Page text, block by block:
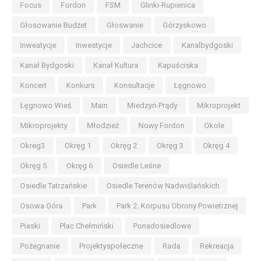
Focus Fordon FSM Glinki-Rupienica
Głosowanie Budżet Głoswanie Górzyskowo
Inweatycje Inwestycje Jachcice Kanalbydgoski
Kanał Bydgoski Kanał Kultura Kapuściska
Koncert Konkurs Konsultacje Łęgnowo
Łęgnowo Wieś Main Miedzyń-Prądy Mikroprojekt
Mikroprojekty Młodzież Nowy Fordon Okole
Okreg3 Okręg 1 Okręg 2 Okręg 3 Okręg 4
Okręg 5 Okręg 6 Osiedle Leśne
Osiedle Tatrzańskie Osiedle Terenów Nadwiślańskich
Osowa Góra Park Park 2. Korpusu Obrony Powietrznej
Piaski Plac Chełmiński Ponadosiedlowe
Pożegnanie Projektyspołeczne Rada Rekreacja